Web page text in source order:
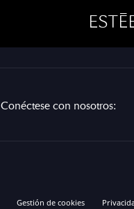
Conéctese con nosotros:
Gestión de cookies